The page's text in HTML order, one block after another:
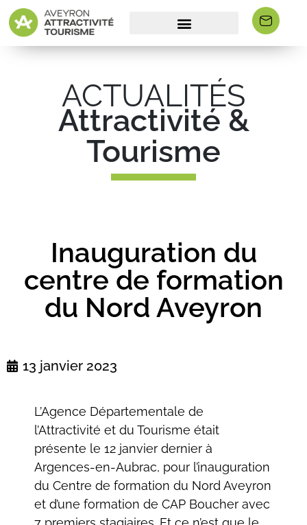
ACTUALITÉS
Attractivité &
Tourisme
Inauguration du
centre de formation
du Nord Aveyron
13 janvier 2023
L’Agence Départementale de
l’Attractivité et du Tourisme était
présente le 12 janvier dernier à
Argences-en-Aubrac, pour l’inauguration
du Centre de formation du Nord Aveyron
et d’une formation de CAP Boucher avec